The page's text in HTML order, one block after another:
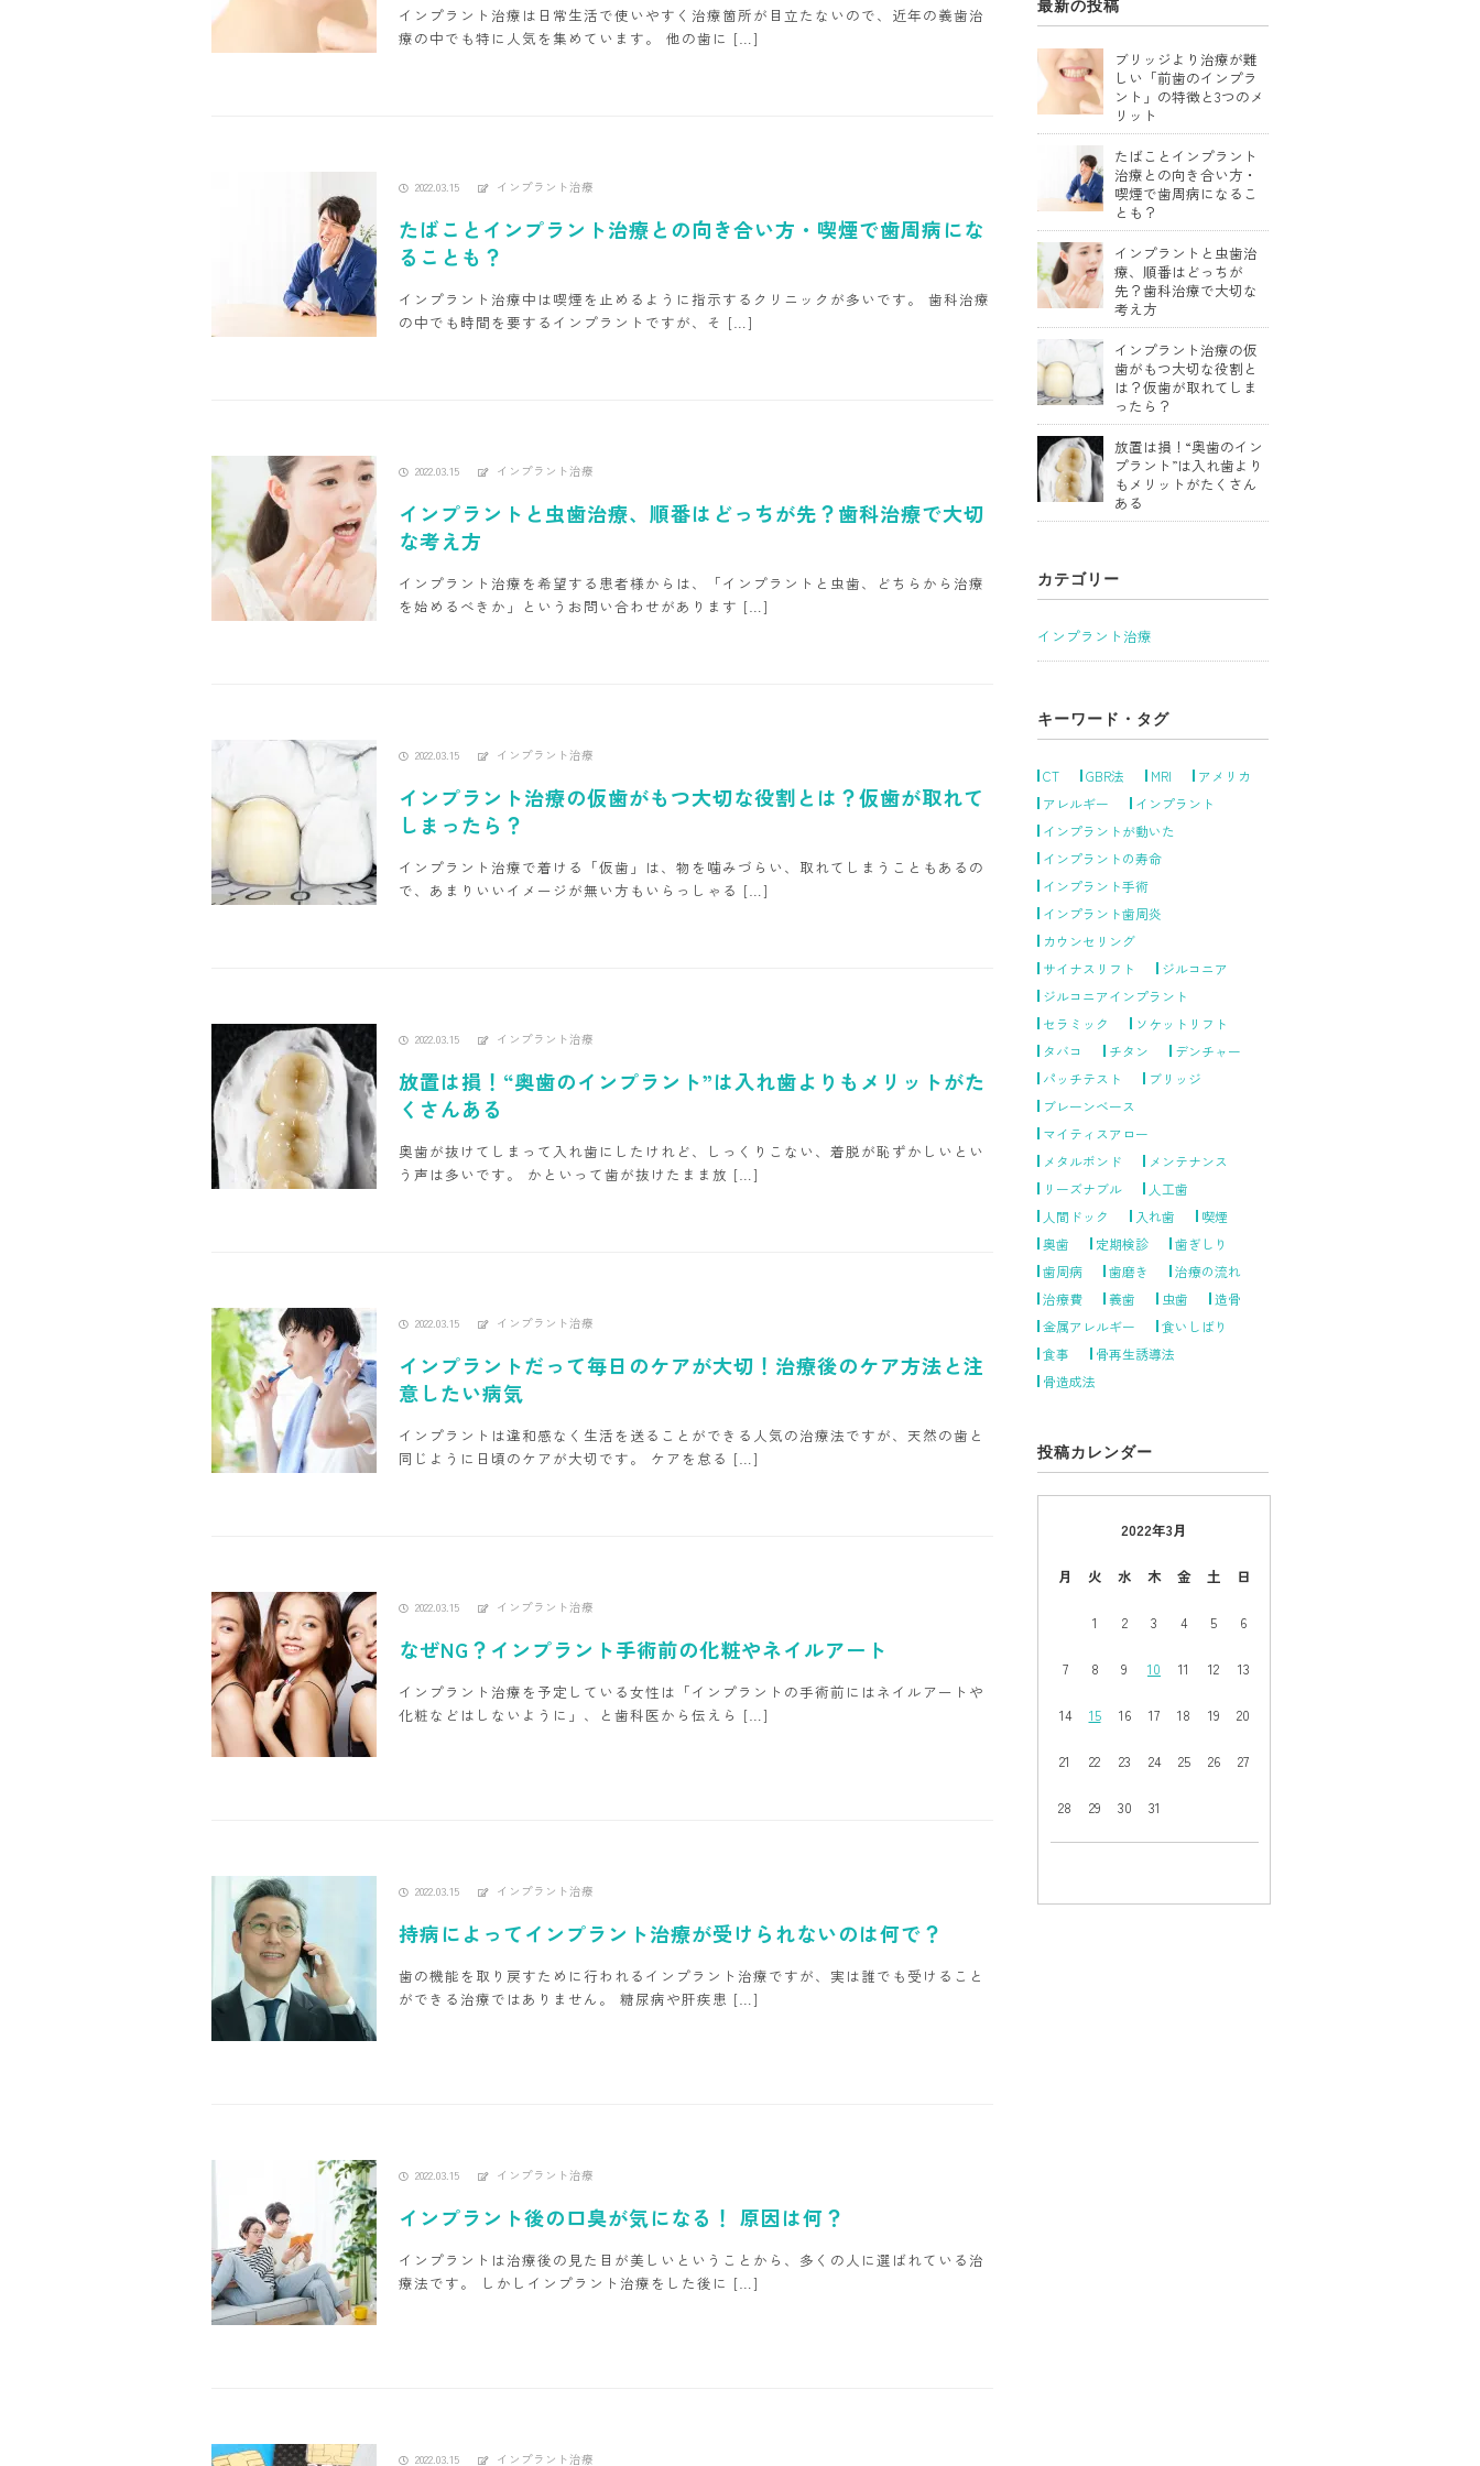
インプラント治療は日常生活で使いやすく治療箇所が目立たないので、近年の義歯治
療の中でも特に人気を集めています。 他の歯に […]
2022.03.15 インプラント治療
たばことインプラント治療との向き合い方・喫煙で歯周病にな
ることも？
インプラント治療中は喫煙を止めるように指示するクリニックが多いです。 歯科治療
の中でも時間を要するインプラントですが、そ […]
2022.03.15 インプラント治療
インプラントと虫歯治療、順番はどっちが先？歯科治療で大切
な考え方
インプラント治療を希望する患者様からは、「インプラントと虫歯、どちらから治療
を始めるべきか」というお問い合わせがあります […]
2022.03.15 インプラント治療
インプラント治療の仮歯がもつ大切な役割とは？仮歯が取れて
しまったら？
インプラント治療で着ける「仮歯」は、物を噛みづらい、取れてしまうこともあるの
で、あまりいいイメージが無い方もいらっしゃる […]
2022.03.15 インプラント治療
放置は損！“奥歯のインプラント”は入れ歯よりもメリットがた
くさんある
奥歯が抜けてしまって入れ歯にしたけれど、しっくりこない、着脱が恥ずかしいとい
う声は多いです。 かといって歯が抜けたまま放 […]
2022.03.15 インプラント治療
インプラントだって毎日のケアが大切！治療後のケア方法と注
意したい病気
インプラントは違和感なく生活を送ることができる人気の治療法ですが、天然の歯と
同じように日頃のケアが大切です。 ケアを怠る […]
2022.03.15 インプラント治療
なぜNG？インプラント手術前の化粧やネイルアート
インプラント治療を予定している女性は「インプラントの手術前にはネイルアートや
化粧などはしないように」、と歯科医から伝えら […]
2022.03.15 インプラント治療
持病によってインプラント治療が受けられないのは何で？
歯の機能を取り戻すために行われるインプラント治療ですが、実は誰でも受けること
ができる治療ではありません。 糖尿病や肝疾患 […]
2022.03.15 インプラント治療
インプラント後の口臭が気になる！ 原因は何？
インプラントは治療後の見た目が美しいということから、多くの人に選ばれている治
療法です。 しかしインプラント治療をした後に […]
2022.03.15 インプラント治療
最新の投稿
ブリッジより治療が難
しい「前歯のインプラ
ント」の特徴と3つのメ
リット
たばことインプラント
治療との向き合い方・
喫煙で歯周病になるこ
とも？
インプラントと虫歯治
療、順番はどっちが
先？歯科治療で大切な
考え方
インプラント治療の仮
歯がもつ大切な役割と
は？仮歯が取れてしま
ったら？
放置は損！“奥歯のイン
プラント”は入れ歯より
もメリットがたくさん
ある
カテゴリー
インプラント治療
キーワード・タグ
CT GBR法 MRI
アメリカ
アレルギー
インプラント
インプラントが動いた
インプラントの寿命
インプラント手術
インプラント歯周炎
カウンセリング
サイナスリフト
ジルコニア
ジルコニアインプラント
セラミック
ソケットリフト
タバコ
チタン
デンチャー
パッチテスト
ブリッジ
ブレーンベース
マイティスアロー
メタルボンド
メンテナンス
リーズナブル
人工歯
人間ドック
入れ歯
喫煙
奥歯
定期検診
歯ぎしり
歯周病
歯磨き
治療の流れ
治療費
義歯 虫歯
造骨
金属アレルギー
食いしばり
食事
骨再生誘導法
骨造成法
投稿カレンダー
2022年3月
月 火 水 木 金 土 日
1 2 3 4 5 6
7 8 9 10 11 12 13
14 15 16 17 18 19 20
21 22 23 24 25 26 27
28 29 30 31